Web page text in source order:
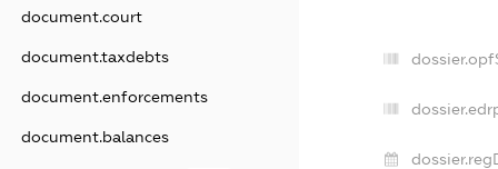
document.court
document.taxdebts
document.enforcements
document.balances